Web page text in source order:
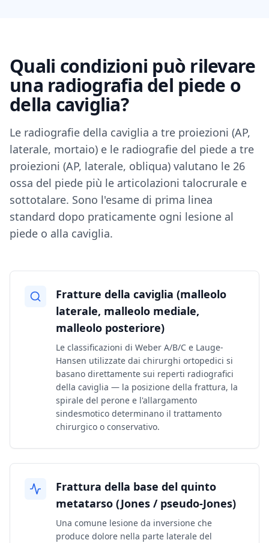
Quali condizioni può rilevare
una radiografia del piede o
della caviglia?
Le radiografie della caviglia a tre proiezioni (AP,
laterale, mortaio) e le radiografie del piede a tre
proiezioni (AP, laterale, obliqua) valutano le 26
ossa del piede più le articolazioni talocrurale e
sottotalare. Sono l'esame di prima linea
standard dopo praticamente ogni lesione al
piede o alla caviglia.
Fratture della caviglia (malleolo
laterale, malleolo mediale,
malleolo posteriore)
Le classificazioni di Weber A/B/C e Lauge-
Hansen utilizzate dai chirurghi ortopedici si
basano direttamente sui reperti radiografici
della caviglia — la posizione della frattura, la
spirale del perone e l'allargamento
sindesmotico determinano il trattamento
chirurgico o conservativo.
Frattura della base del quinto
metatarso (Jones / pseudo-Jones)
Una comune lesione da inversione che
produce dolore nella parte laterale del